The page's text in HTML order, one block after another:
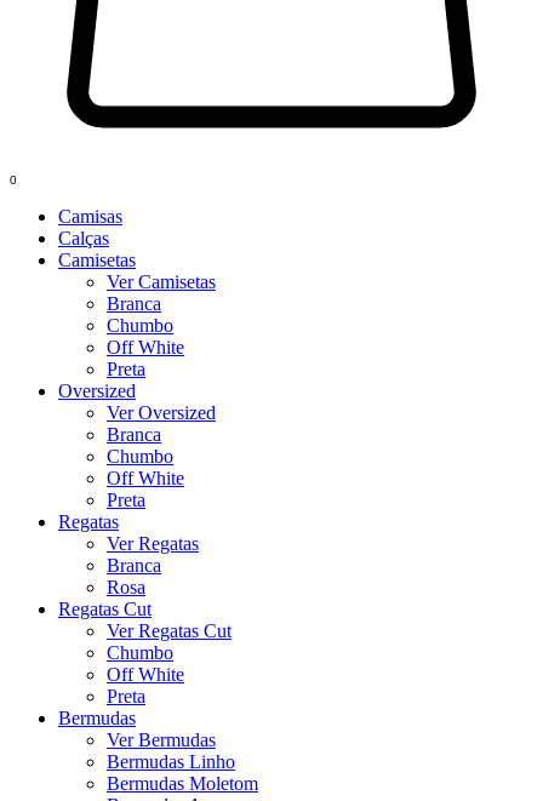
0
Camisas
Calças
Camisetas
Ver Camisetas
Branca
Chumbo
Off White
Preta
Oversized
Ver Oversized
Branca
Chumbo
Off White
Preta
Regatas
Ver Regatas
Branca
Rosa
Regatas Cut
Ver Regatas Cut
Chumbo
Off White
Preta
Bermudas
Ver Bermudas
Bermudas Linho
Bermudas Moletom